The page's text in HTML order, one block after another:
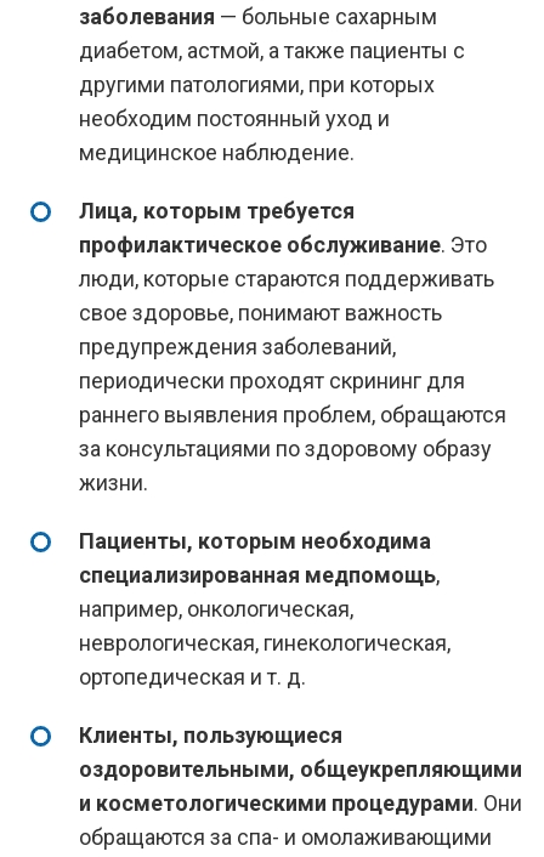
заболевания — больные сахарным
диабетом, астмой, а также пациенты с
другими патологиями, при которых
необходим постоянный уход и
медицинское наблюдение.
Лица, которым требуется
профилактическое обслуживание. Это
люди, которые стараются поддерживать
свое здоровье, понимают важность
предупреждения заболеваний,
периодически проходят скрининг для
раннего выявления проблем, обращаются
за консультациями по здоровому образу
жизни.
Пациенты, которым необходима
специализированная медпомощь,
например, онкологическая,
неврологическая, гинекологическая,
ортопедическая и т. д.
Клиенты, пользующиеся
оздоровительными, общеукрепляющими
и косметологическими процедурами. Они
обращаются за спа- и омолаживающими